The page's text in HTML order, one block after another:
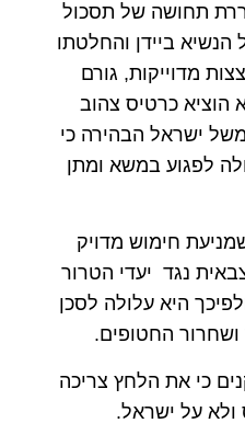
תחושה של תסכול
ביידן והחלטתו
מדוייקות, גורם
הוציא כרטיס צהוב
ישראל הבהירה כי
לפגוע במשא ומתן
חימוש מדויק
נגד יעדי הטרור
היא עלולה לסכן
החטופים.
כי את הלחץ צריכה
על ישראל.